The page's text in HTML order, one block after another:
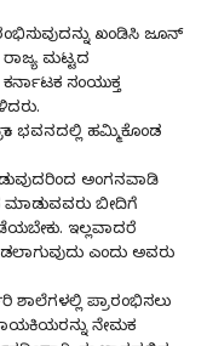
ಖಂಡಿಸಿ ಜೂನ್
ಮಟ್ಟದ
ಸಂಯುಕ್ತ
ಭವನದಲ್ಲಿ ಹಮ್ಮಿಕೊಂಡ
ಅಂಗನವಾಡಿ
ಮಾಡುವವರು ಬೀದಿಗೆ
ಇಲ್ಲವಾದರೆ
ಎಂದು ಅವರು
ಶಾಲೆಗಳಲ್ಲಿ ಪ್ರಾರಂಭಿಸಲು
ನೇಮಕ